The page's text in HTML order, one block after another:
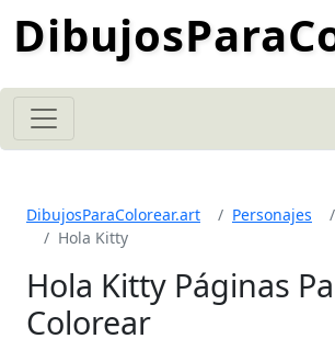
DibujosParaColorear.art Personajes
Hola Kitty
Hola Kitty Páginas
Colorear